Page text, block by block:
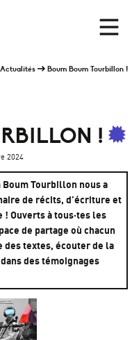
Menu
Actualités Boum Boum Tourbillon !
!
2024
Tourbillon nous a
de récits, d’écriture et
Ouverts à tous·tes les
de partage où chacun
textes, écouter de la
des témoignages